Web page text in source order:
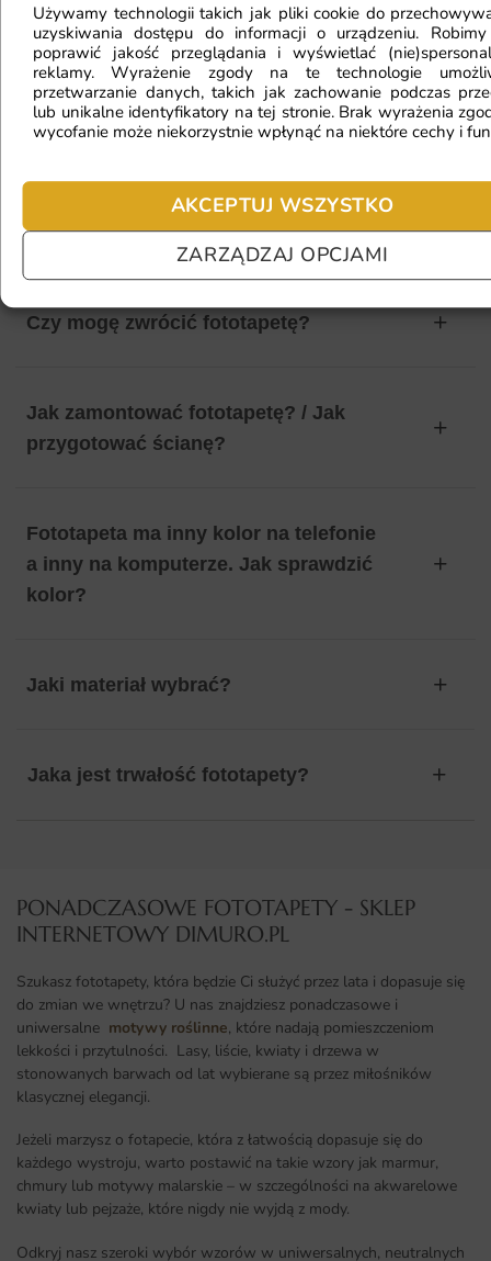
Używamy technologii takich jak pliki cookie do
uzyskiwania dostępu do informacji o urządzeniu.
poprawić jakość przeglądania i wyświetlać
reklamy. Wyrażenie zgody na te technologie
przetwarzanie danych, takich jak zachowanie podczas
lub unikalne identyfikatory na tej stronie. Brak wyrażenia
wycofanie może niekorzystnie wpłynąć na niektóre cechy i
AKCEPTUJ WSZYSTKO
ZARZĄDZAJ OPCJAMI
Mam ścianę o nietypowym kształcie,
czy da się na niej położyć
fototapetę?
Ile będę czekać na realizację
zamówienia?
Czy mogę zwrócić fototapetę?
Jak zamontować fototapetę? / Jak
przygotować ścianę?
Fototapeta ma inny kolor na telefonie
a inny na komputerze. Jak sprawdzić
kolor?
Jaki materiał wybrać?
Jaka jest trwałość fototapety?
PONADCZASOWE FOTOTAPETY - SKLEP
INTERNETOWY DIMURO.PL​
Szukasz fototapety, która będzie Ci służyć przez lata i dopasuje się
do zmian we wnętrzu? U nas znajdziesz ponadczasowe i
uniwersalne motywy roślinne, które nadają pomieszczeniom
lekkości i przytulności. Lasy, liście, kwiaty i drzewa w
stonowanych barwach od lat wybierane są przez miłośników
klasycznej elegancji.
Jeżeli marzysz o fotapecie, która z łatwością dopasuje się do
każdego wystroju, warto postawić na takie wzory jak marmur,
chmury lub motywy malarskie – w szczególności na akwarelowe
kwiaty lub pejzaże, które nigdy nie wyjdą z mody.
Odkryj nasz szeroki wybór wzorów w uniwersalnych, neutralnych